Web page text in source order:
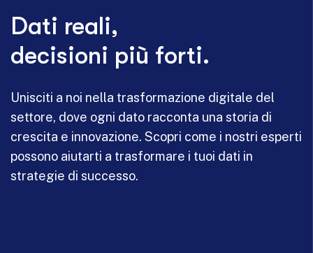
Dati reali,
decisioni più forti.
Unisciti a noi nella trasformazione digitale del
settore, dove ogni dato racconta una storia di
crescita e innovazione. Scopri come i nostri esperti
possono aiutarti a trasformare i tuoi dati in
strategie di successo.